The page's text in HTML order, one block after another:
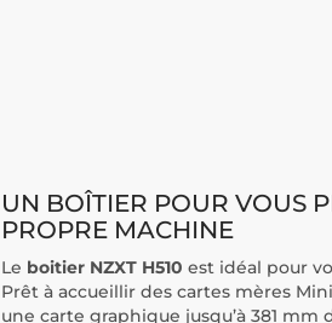
UN BOÎTIER POUR VOUS
PROPRE MACHINE
Le boitier NZXT H510 est idéal pour
Prêt à accueillir des cartes mères
une carte graphique jusqu’à 381